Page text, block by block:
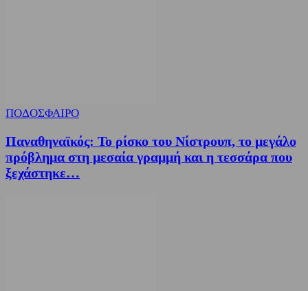
ΠΟΔΟΣΦΑΙΡΟ
Παναθηναϊκός: Το ρίσκο του Νίστρουπ, το μεγάλο
πρόβλημα στη μεσαία γραμμή και η τεσσάρα που
ξεχάστηκε…